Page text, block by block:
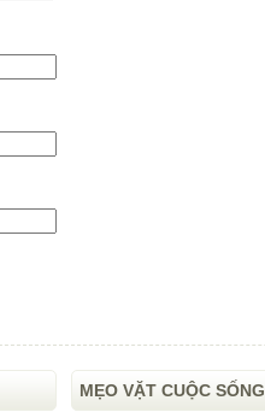
MẸO VẶT CUỘC SỐNG